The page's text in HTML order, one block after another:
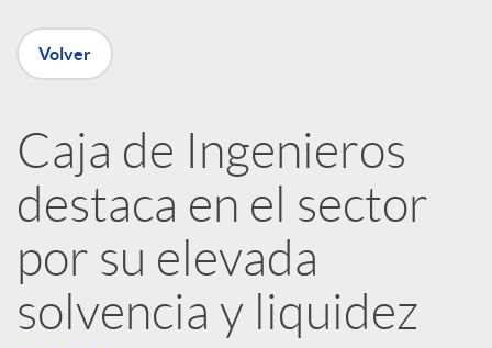
n
e
d
e
Volver
Caja de Ingenieros
destaca en el sector
por su elevada
solvencia y liquidez